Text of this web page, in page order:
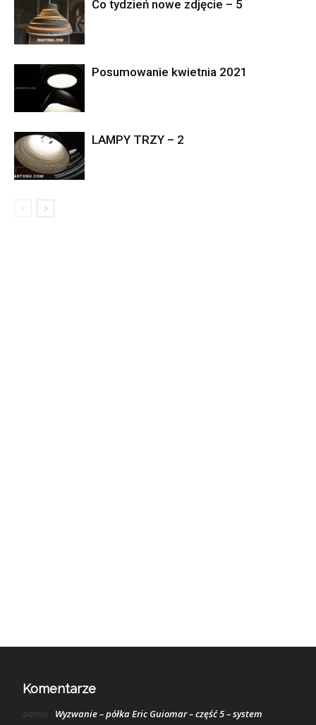
Co tydzień nowe zdjęcie – 5
Posumowanie kwietnia 2021
LAMPY TRZY – 2
Komentarze
admin - Wyzwanie – półka Eric Guiomar – część 5 – system